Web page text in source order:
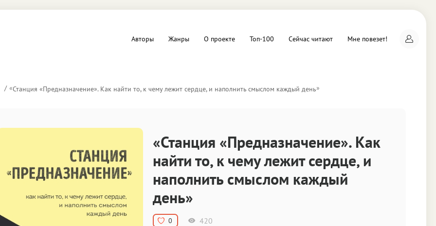
Драматургия
Компьютеры и Интернет
Фольклор
Авторы Жанры О проекте Топ-100 Сейчас читают Мне повезет!
«Станция «Предназначение». Как найти то, к чему лежит сердце, и наполнить смыслом каждый день»
«Станция «Предназначение». Как
найти то, к чему лежит сердце, и
наполнить смыслом каждый
день»
0 420